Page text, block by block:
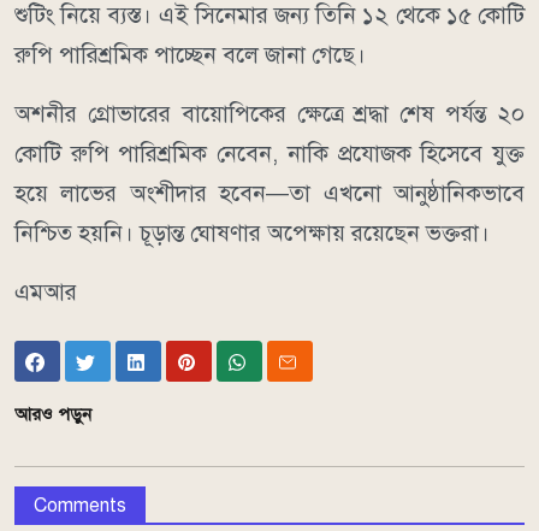
শুটিং নিয়ে ব্যস্ত। এই সিনেমার জন্য তিনি ১২ থেকে ১৫ কোটি
রুপি পারিশ্রমিক পাচ্ছেন বলে জানা গেছে।
অশনীর গ্রোভারের বায়োপিকের ক্ষেত্রে শ্রদ্ধা শেষ পর্যন্ত ২০
কোটি রুপি পারিশ্রমিক নেবেন, নাকি প্রযোজক হিসেবে যুক্ত
হয়ে লাভের অংশীদার হবেন—তা এখনো আনুষ্ঠানিকভাবে
নিশ্চিত হয়নি। চূড়ান্ত ঘোষণার অপেক্ষায় রয়েছেন ভক্তরা।
এমআর
আরও পড়ুন
Comments